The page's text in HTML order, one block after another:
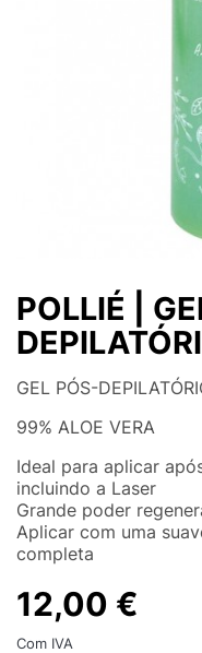
POLLIÉ |
GEL PÓS-
99% ALOE VERA
Ideal para aplicar
incluindo a Laser
Grande poder
Aplicar com uma
completa
12,00 €
Com IVA